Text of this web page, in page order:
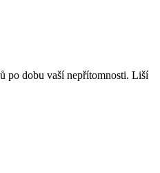
po dobu vaší nepřítomnosti. Liší